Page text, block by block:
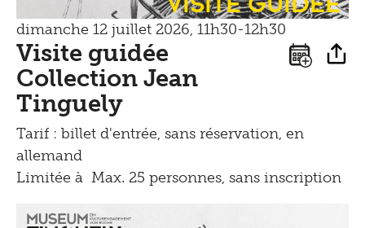
dimanche 12 juillet 2026, 11h30-12h30
Visite guidée
Collection Jean
Tinguely
Tarif : billet d'entrée, sans réservation, en
allemand
Limitée à Max. 25 personnes, sans inscription